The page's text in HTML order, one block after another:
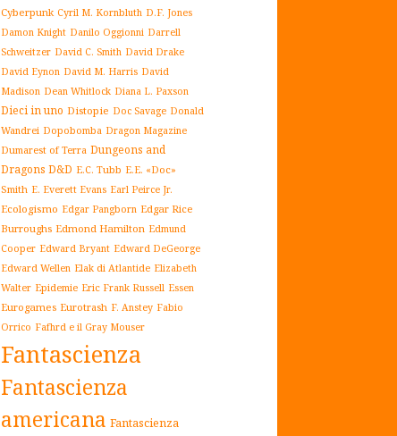
Cyberpunk Cyril M. Kornbluth D.F. Jones
Damon Knight Danilo Oggionni Darrell
Schweitzer David C. Smith David Drake
David Eynon David M. Harris David
Madison Dean Whitlock Diana L. Paxson
Dieci in uno Distopie Doc Savage Donald
Wandrei Dopobomba Dragon Magazine
Dumarest of Terra Dungeons and
Dragons D&D E.C. Tubb E.E. «Doc»
Smith E. Everett Evans Earl Peirce Jr.
Ecologismo Edgar Pangborn Edgar Rice
Burroughs Edmond Hamilton Edmund
Cooper Edward Bryant Edward DeGeorge
Edward Wellen Elak di Atlantide Elizabeth
Walter Epidemie Eric Frank Russell Essen
Eurogames Eurotrash F. Anstey Fabio
Orrico Fafhrd e il Gray Mouser
Fantascienza
Fantascienza
americana Fantascienza